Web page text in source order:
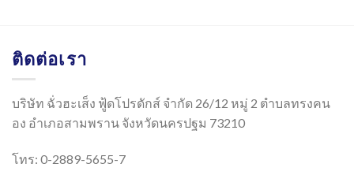
ติดต่อเรา
บริษัท ฉั่วฮะเส็ง ฟู้ดโปรดักส์ จำกัด 26/12 หมู่ 2 ตำบลทรงคน
อง อำเภอสามพราน จังหวัดนครปฐม 73210
โทร: 0-2889-5655-7